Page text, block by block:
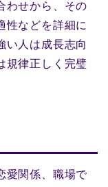
わせから、その
性などを詳細に
い人は成長志向
規律正しく完璧
愛関係、職場で